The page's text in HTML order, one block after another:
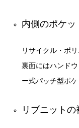
内側のポケッ
リサイクル・ポ
裏面にはハンド
ー式パッチ型ポ
リブニット